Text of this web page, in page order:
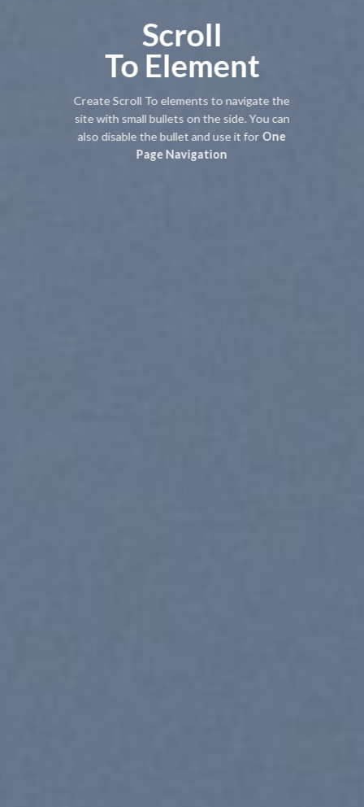
Scroll
To Element
Create Scroll To elements to navigate the
site with small bullets on the side. You can
also disable the bullet and use it for One
Page Navigation